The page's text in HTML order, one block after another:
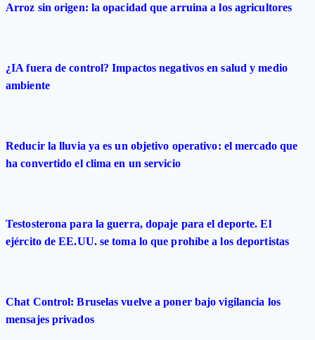
Arroz sin origen: la opacidad que arruina a los agricultores
¿IA fuera de control? Impactos negativos en salud y medio
ambiente
Reducir la lluvia ya es un objetivo operativo: el mercado que
ha convertido el clima en un servicio
Testosterona para la guerra, dopaje para el deporte. El
ejército de EE.UU. se toma lo que prohíbe a los deportistas
Chat Control: Bruselas vuelve a poner bajo vigilancia los
mensajes privados